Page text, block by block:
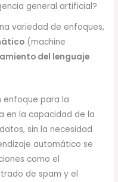
general artificial?
variedad de enfoques,
(machine
del lenguaje
enfoque para la
en la capacidad de la
sin la necesidad
automático se
como el
de spam y el